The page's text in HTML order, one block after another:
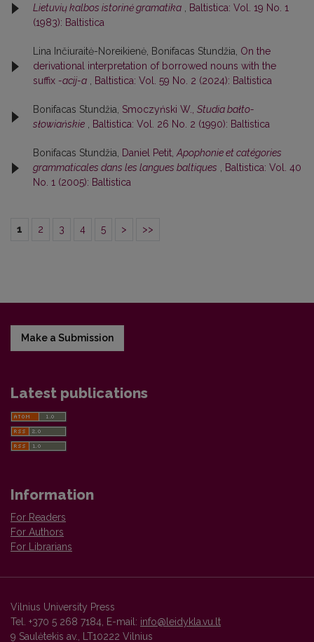
Lietuvių kalbos istorinė gramatika , Baltistica: Vol. 19 No. 1
(1983): Baltistica
Lina Inčiuraitė-Noreikienė, Bonifacas Stundžia, On the
derivational interpretation of borrowed nouns with the
suffix -acij-a , Baltistica: Vol. 59 No. 2 (2024): Baltistica
Bonifacas Stundžia, Smoczyński W., Studia bałto-
słowiańskie , Baltistica: Vol. 26 No. 2 (1990): Baltistica
Bonifacas Stundžia, Daniel Petit,Apophonie et catégories
grammaticales dans les langues baltiques , Baltistica: Vol. 40
No. 1 (2005): Baltistica
1 2 3 4 5 > >>
Make a Submission
Latest publications
Information
For Readers
For Authors
For Librarians
Vilnius University Press
Tel. +370 5 268 7184, E-mail: info@leidykla.vu.lt
9 Saulėtekis av., LT10222 Vilnius